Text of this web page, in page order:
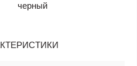
черный